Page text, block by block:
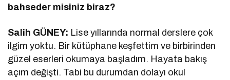
bahseder misiniz biraz?
Salih GÜNEY: Lise yıllarında normal derslere çok
ilgim yoktu. Bir kütüphane keşfettim ve birbirinden
güzel eserleri okumaya başladım. Hayata bakış
açım değişti. Tabi bu durumdan dolayı okul